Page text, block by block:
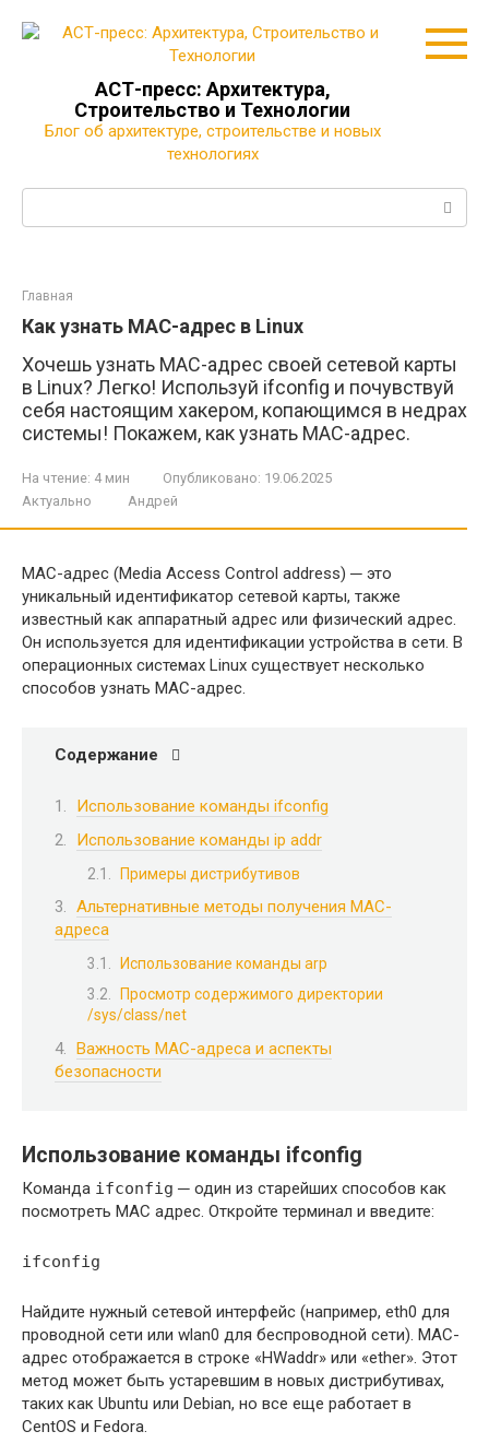
АСТ-пресс: Архитектура,
Строительство и Технологии
Блог об архитектуре, строительстве и новых
технологиях
Главная
Как узнать MAC-адрес в Linux
Хочешь узнать MAC-адрес своей сетевой карты
в Linux? Легко! Используй ifconfig и почувствуй
себя настоящим хакером, копающимся в недрах
системы! Покажем, как узнать MAC-адрес.
На чтение: 4 мин Опубликовано: 19.06.2025
Актуально
Андрей
MAC-адрес (Media Access Control address) ─ это
уникальный идентификатор сетевой карты, также
известный как аппаратный адрес или физический адрес.
Он используется для идентификации устройства в сети. В
операционных системах Linux существует несколько
способов узнать MAC-адрес.
Содержание
Использование команды ifconfig
Использование команды ip addr
Примеры дистрибутивов
Альтернативные методы получения MAC-
адреса
Использование команды arp
Просмотр содержимого директории
/sys/class/net
Важность MAC-адреса и аспекты
безопасности
Использование команды ifconfig
Команда ifconfig ─ один из старейших способов как
посмотреть MAC адрес. Откройте терминал и введите:
ifconfig
Найдите нужный сетевой интерфейс (например, eth0 для
проводной сети или wlan0 для беспроводной сети). MAC-
адрес отображается в строке «HWaddr» или «ether». Этот
метод может быть устаревшим в новых дистрибутивах,
таких как Ubuntu или Debian, но все еще работает в
CentOS и Fedora.